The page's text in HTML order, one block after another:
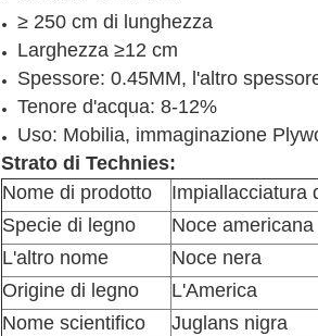
≥ 250 cm di lunghezza
Larghezza ≥12 cm
Spessore: 0.45MM, l'altro
Tenore d'acqua: 8-12%
Uso: Mobilia, immaginazione
Strato di Technies:
Nome di prodotto
Impiallacciatura
Specie di legno
Noce americana
L'altro nome
Noce nera
Origine di legno
L'America
Nome scientifico
Juglans nigra